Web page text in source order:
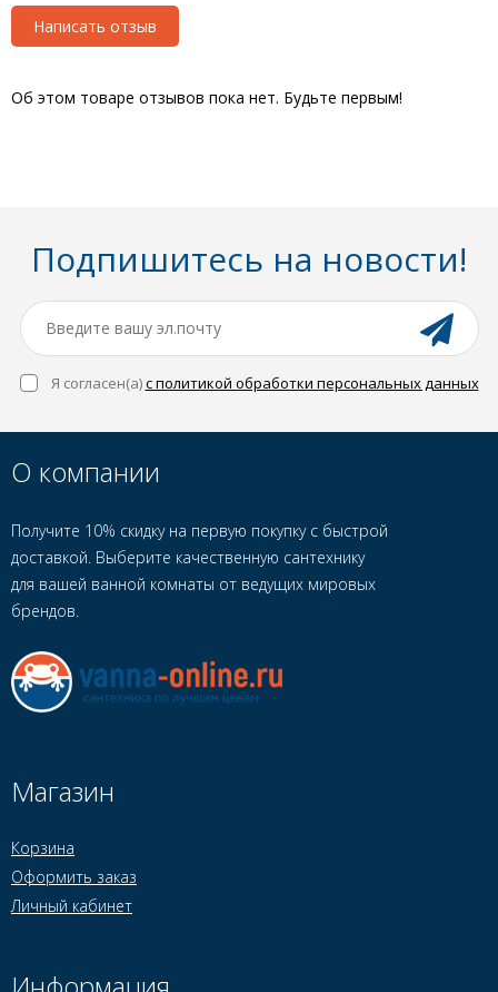
Написать отзыв
Об этом товаре отзывов пока нет. Будьте первым!
Подпишитесь на новости!
Я согласен(a)с политикой обработки персональных данных
О компании
Получите 10% скидку на первую покупку с быстрой
доставкой. Выберите качественную сантехнику
для вашей ванной комнаты от ведущих мировых
брендов.
Магазин
Корзина
Оформить заказ
Личный кабинет